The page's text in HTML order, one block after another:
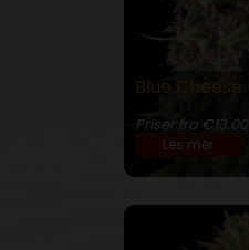
Blue Cheese
Priser fra €13.00
Les mer